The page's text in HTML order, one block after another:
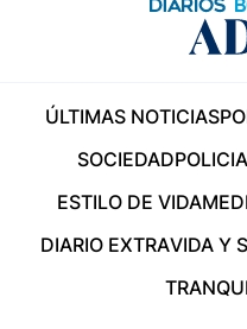
ÚLTIMAS NOTICIAS
SOCIEDAD
ESTILO DE VIDA
DIARIO EXTRAVIDA Y